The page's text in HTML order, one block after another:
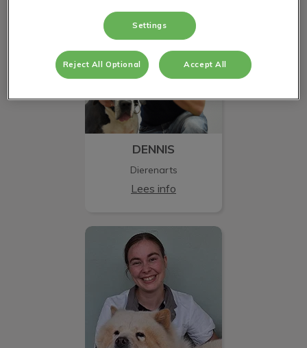
DENNIS
Dierenarts
Lees info
Kathy
Settings
Reject All Optional Accept All